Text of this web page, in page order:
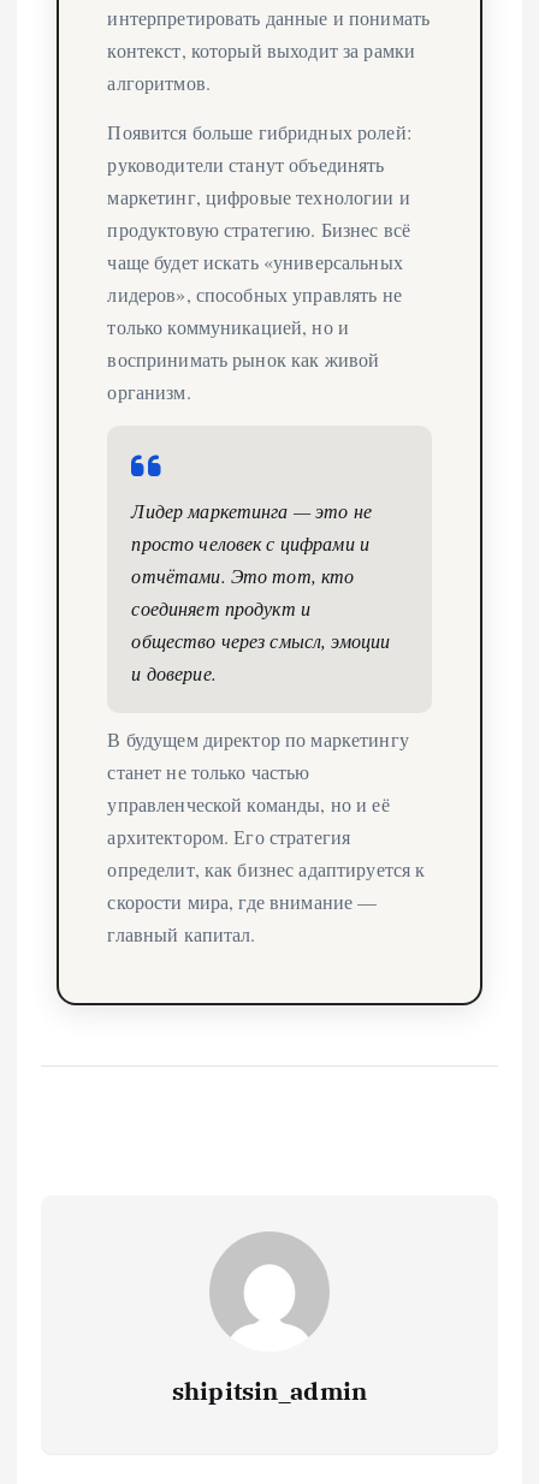
интерпретировать данные и понимать
контекст, который выходит за рамки
алгоритмов.
Появится больше гибридных ролей:
руководители станут объединять
маркетинг, цифровые технологии и
продуктовую стратегию. Бизнес всё
чаще будет искать «универсальных
лидеров», способных управлять не
только коммуникацией, но и
воспринимать рынок как живой
организм.
Лидер маркетинга — это не
просто человек с цифрами и
отчётами. Это тот, кто
соединяет продукт и
общество через смысл, эмоции
и доверие.
В будущем директор по маркетингу
станет не только частью
управленческой команды, но и её
архитектором. Его стратегия
определит, как бизнес адаптируется к
скорости мира, где внимание —
главный капитал.
shipitsin_admin